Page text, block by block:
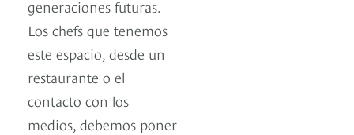
generaciones futuras.
Los chefs que tenemos
este espacio, desde un
restaurante o el
contacto con los
medios, debemos poner